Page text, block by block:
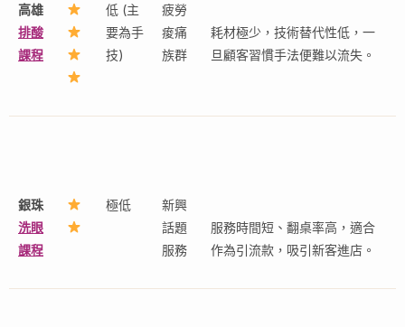
高雄
排酸
課程
低 (主
要為手
技)
疲勞
痠痛
族群
耗材極少，技術替代性低，一
旦顧客習慣手法便難以流失。
銀珠
洗眼
課程
極低
新興
話題
服務
服務時間短、翻桌率高，適合
作為引流款，吸引新客進店。